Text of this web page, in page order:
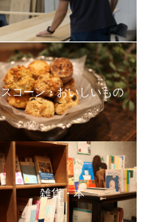
スコーン・おいしいもの
雑貨・本